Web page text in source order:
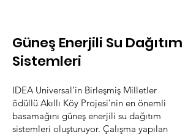
Güneş Enerjili Su Dağıtım
Sistemleri
IDEA Universal’in Birleşmiş Milletler
ödüllü Akıllı Köy Projesi’nin en önemli
basamağını güneş enerjili su dağıtım
sistemleri oluşturuyor. Çalışma yapılan